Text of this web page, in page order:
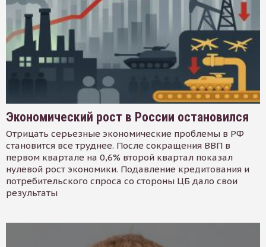
Экономический рост в России остановился
Отрицать серьезные экономические проблемы в РФ
становится все труднее. После сокращения ВВП в
первом квартале на 0,6% второй квартал показал
нулевой рост экономики. Подавление кредитования и
потребительского спроса со стороны ЦБ дало свои
результаты